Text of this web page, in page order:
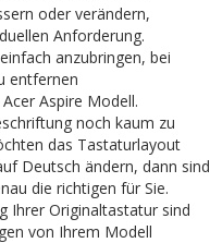
oder verändern,
Anforderung.
anzubringen, bei
entfernen
Aspire Modell.
noch kaum zu
das Tastaturlayout
Deutsch ändern, dann sind
die richtigen für Sie.
Ihrer Originaltastatur sind
von Ihrem Modell